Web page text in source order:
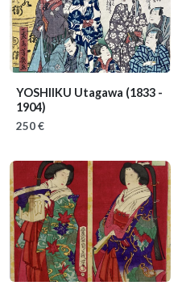
YOSHIIKU Utagawa (1833 -
1904)
250 €